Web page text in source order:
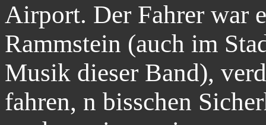
Airport. Der Fahrer war
Rammstein (auch im
Musik dieser Band),
fahren, n bisschen